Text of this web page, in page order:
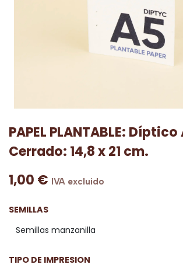
PAPEL PLANTABLE: Díptico
Cerrado: 14,8 x 21 cm.
1,00 € IVA excluido
SEMILLAS
TIPO DE IMPRESION